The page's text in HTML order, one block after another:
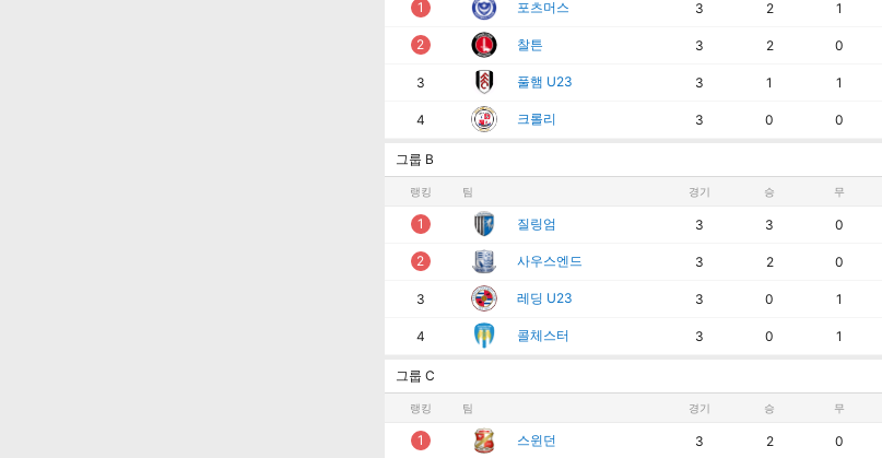
1 포츠머스 3 2 1
2 찰튼 3 2 0
3 풀햄 U23 3 1 1
4 크롤리 3 0 0
그룹 B
랭킹 팀 경기 승 무
1 질링엄 3 3 0
2 사우스엔드 3 2 0
3 레딩 U23 3 0 1
4 콜체스터 3 0 1
그룹 C
랭킹 팀 경기 승 무
1 스윈던 3 2 0